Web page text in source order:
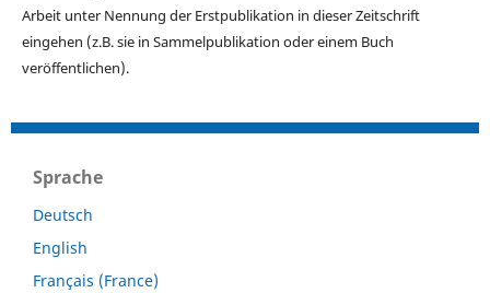
Arbeit unter Nennung der Erstpublikation in dieser Zeitschrift
eingehen (z.B. sie in Sammelpublikation oder einem Buch
veröffentlichen).
Sprache
Deutsch
English
Français (France)